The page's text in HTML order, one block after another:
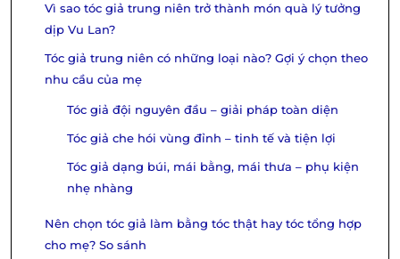
Vì sao tóc giả trung niên trở thành món quà lý tưởng
dịp Vu Lan?
Tóc giả trung niên có những loại nào? Gợi ý chọn theo
nhu cầu của mẹ
Tóc giả đội nguyên đầu – giải pháp toàn diện
Tóc giả che hói vùng đỉnh – tinh tế và tiện lợi
Tóc giả dạng búi, mái bằng, mái thưa – phụ kiện
nhẹ nhàng
Nên chọn tóc giả làm bằng tóc thật hay tóc tổng hợp
cho mẹ? So sánh